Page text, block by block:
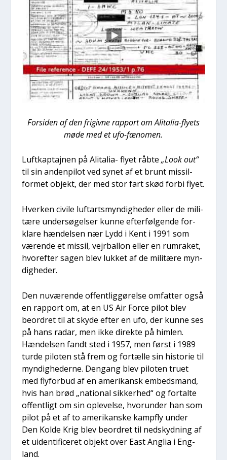
For­si­den af den fri­giv­ne rap­port om Ali­ta­lia-fly­ets
møde med et ufo-fæno­men.
Luft­kap­ta­j­nen på Ali­ta­lia- fly­et råb­te„Look out“
til sin anden­pi­lot ved synet af et brunt mis­sil-
for­met objekt, der med stor fart skød for­bi fly­et.
Hver­ken civi­le luf­tart­smyn­dig­he­der eller de mili­
tæ­re under­sø­gel­ser kun­ne efter­føl­gen­de for­
kla­re hæn­del­sen nær Lydd i Kent i 1991 som
væren­de et mis­sil, vej­r­bal­lon eller en rum­ra­ket,
hvor­ef­ter sagen blev luk­ket af de mili­tæ­re myn­
dig­he­der.
Den nuvæ­ren­de offent­lig­gø­rel­se omfat­ter også
en rap­port om, at en US Air For­ce pilot blev
beor­dret til at sky­de efter en ufo, der kun­ne ses
på hans radar, men ikke direk­te på him­len.
Hæn­del­sen fandt sted i 1957, men først i 1989
tur­de pilo­ten stå frem og for­tæl­le sin histo­rie til
myn­dig­he­der­ne. Den­gang blev pilo­ten tru­et
med fly­for­bud af en ame­ri­kansk embeds­mand,
hvis han brød „natio­nal sik­ker­hed“ og for­tal­te
offent­ligt om sin ople­vel­se, hvorun­der han som
pilot på et af to ame­ri­kan­ske kamp­fly under
Den Kol­de Krig blev beor­dret til ned­skyd­ning af
et uiden­ti­fi­ce­ret objekt over East Ang­lia i Eng­
land.